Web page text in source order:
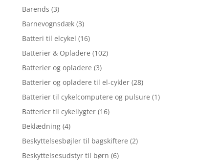
Barends (3)
Barnevognsdæk (3)
Batteri til elcykel (16)
Batterier & Opladere (102)
Batterier og opladere (3)
Batterier og opladere til el-cykler (28)
Batterier til cykelcomputere og pulsure (1)
Batterier til cykellygter (16)
Beklædning (4)
Beskyttelsesbøjler til bagskiftere (2)
Beskyttelsesudstyr til børn (6)